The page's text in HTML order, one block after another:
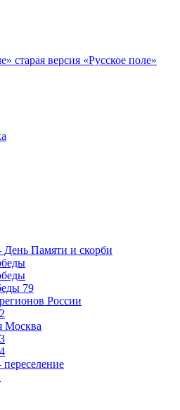
«Русское поле»
День Памяти и скорби
79
России
Москва